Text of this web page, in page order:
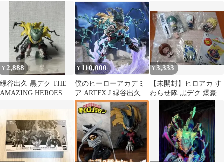
3個セット JF2026限定
品
¥2,888
緑谷出久 黒デク THE
AMAZING HEROES
¥ 110,000
僕のヒーローアカデミ
ア ARTFX J 緑谷出久
黒デク コトブキヤ
¥3,333
【未開封】ヒロアカ す
わらせ隊 黒デク 爆豪
轟 お茶子 一番くじ 荼
毘 6点